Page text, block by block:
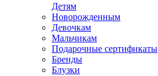
Детям
Новорожденным
Девочкам
Мальчикам
Подарочные сертификаты
Бренды
Блузки